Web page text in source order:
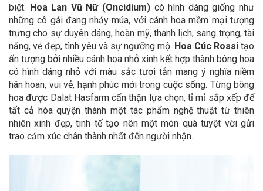
biệt. Hoa Lan Vũ Nữ (Oncidium) có hình dáng giống như
những cô gái đang nhảy múa, với cánh hoa mềm mại tượng
trưng cho sự duyên dáng, hoàn mỹ, thanh lịch, sang trọng, tài
năng, vẻ đẹp, tình yêu và sự ngưỡng mộ. Hoa Cúc Rossi tạo
ấn tượng bởi nhiều cánh hoa nhỏ xinh kết hợp thành bông hoa
có hình dáng nhỏ với màu sắc tươi tắn mang ý nghĩa niềm
hân hoan, vui vẻ, hạnh phúc mới trong cuộc sống. Từng bông
hoa được Dalat Hasfarm cẩn thận lựa chọn, tỉ mỉ sắp xếp để
tất cả hòa quyện thành một tác phẩm nghệ thuật từ thiên
nhiên xinh đẹp, tinh tế tạo nên một món quà tuyệt vời gửi
trao cảm xúc chân thành nhất đến người nhận.